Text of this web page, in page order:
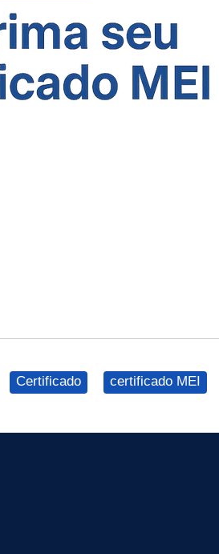
Certificado certificado MEI